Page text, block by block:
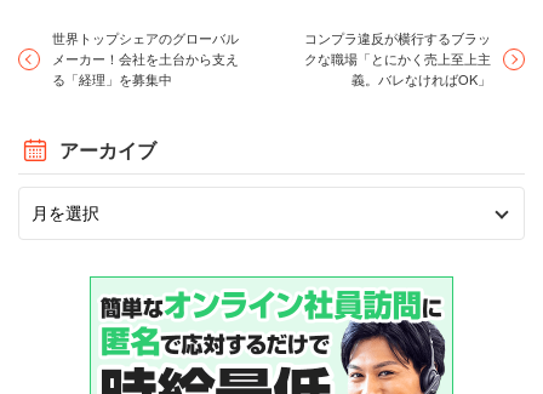
世界トップシェアのグローバル
メーカー！会社を土台から支え
る「経理」を募集中
コンプラ違反が横行するブラッ
クな職場「とにかく売上至上主
義。バレなければOK」
アーカイブ